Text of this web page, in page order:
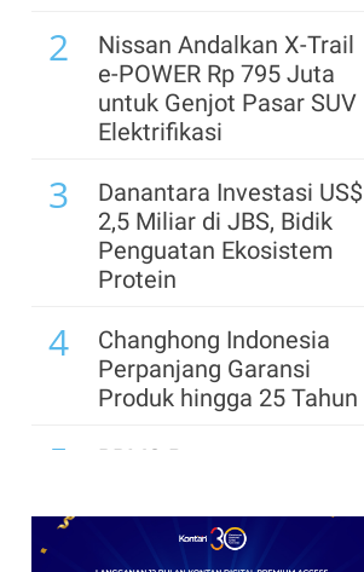
2
Nissan Andalkan X-Trail
e-POWER Rp 795 Juta
untuk Genjot Pasar SUV
Elektrifikasi
3
Danantara Investasi US$
2,5 Miliar di JBS, Bidik
Penguatan Ekosistem
Protein
4
Changhong Indonesia
Perpanjang Garansi
Produk hingga 25 Tahun
5
BRMS Percepat
Standarkan Hampir 100
Proses Bisnis